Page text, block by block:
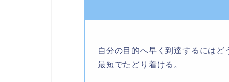
自分の目的へ早く到達するには
最短でたどり着ける。